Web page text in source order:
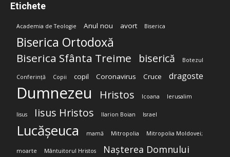
Etichete
Academia de Teologie Anul nou avort Biserica
Biserica Ortodoxă
Biserica Sfânta Treime biserică Botezul
Conferință Copii copil Coronavirus Cruce dragoste
Dumnezeu Hristos Icoana Ierusalim
Iisus Iisus Hristos Ilarion Boian Israel
Lucășeuca mamă Mitropolia Mitropolia Moldovei;
moarte Mântuitorul Hristos Nașterea Domnului